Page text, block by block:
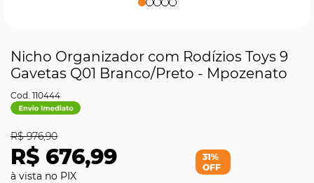
Nicho Organizador com Rodízios Toys 9
Gavetas Q01 Branco/Preto - Mpozenato
110444
R$ 676,99
R$ 976,90
31%
OFF